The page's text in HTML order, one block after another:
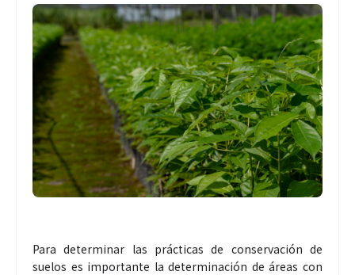
Para determinar las prácticas de conservación de
suelos es importante la determinación de áreas con